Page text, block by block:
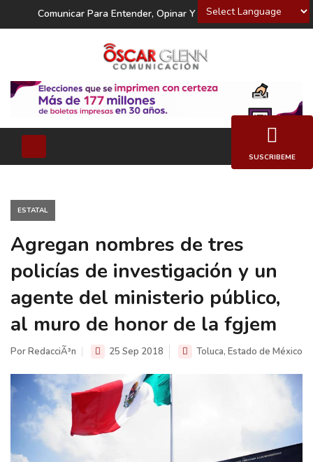
Powered by
Comunicar Para Entender, Opinar Y Decidir
ESTATAL
Agregan nombres de tres
policías de investigación y un
agente del ministerio público,
al muro de honor de la fgjem
Por RedacciÃ³n 25 Sep 2018 Toluca, Estado de México
SUSCRIBEME